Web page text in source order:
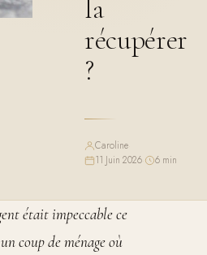
la
récupérer
?
Caroline
11 Juin 2026
6 min
était impeccable ce
coup de ménage où